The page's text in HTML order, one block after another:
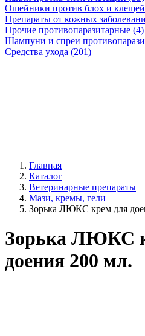
Ошейники против блох и
Препараты от кожных
Прочие противопаразитарные (4)
Шампуни и спреи
Средства ухода (201)
Главная
Каталог
Ветеринарные препараты
Мази, кремы, гели
Зорька ЛЮКС крем для
Зорька ЛЮКС
доения 200 мл.